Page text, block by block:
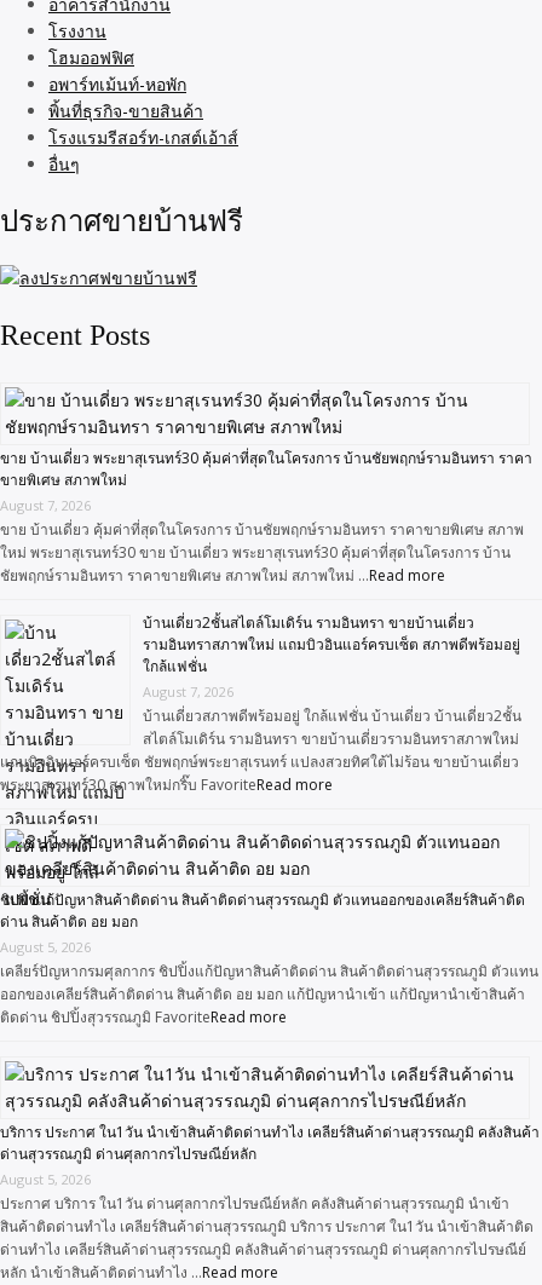
โรงงาน
โฮมออฟฟิศ
อพาร์ทเม้นท์-หอพัก
พิ้นที่ธุรกิจ-ขายสินค้า
โรงแรมรีสอร์ท-เกสต์เอ้าส์
อื่นๆ
ประกาศขายบ้านฟรี
Recent Posts
ขาย บ้านเดี่ยว พระยาสุเรนทร์30 คุ้มค่าที่สุดในโครงการ บ้านชัยพฤกษ์รามอินทรา ราคา
ขายพิเศษ สภาพใหม่
August 7, 2026
ขาย บ้านเดี่ยว คุ้มค่าที่สุดในโครงการ บ้านชัยพฤกษ์รามอินทรา ราคาขายพิเศษ สภาพ
ใหม่ พระยาสุเรนทร์30 ขาย บ้านเดี่ยว พระยาสุเรนทร์30 คุ้มค่าที่สุดในโครงการ บ้าน
ชัยพฤกษ์รามอินทรา ราคาขายพิเศษ สภาพใหม่ สภาพใหม่ …Read more
บ้านเดี่ยว2ชั้นสไตล์โมเดิร์น รามอินทรา ขายบ้านเดี่ยว
รามอินทราสภาพใหม่ แถมบิวอินแอร์ครบเซ็ต สภาพดีพร้อมอยู่
ใกล้แฟชั่น
August 7, 2026
บ้านเดี่ยวสภาพดีพร้อมอยู่ ใกล้แฟชั่น บ้านเดี่ยว บ้านเดี่ยว2ชั้น
สไตล์โมเดิร์น รามอินทรา ขายบ้านเดี่ยวรามอินทราสภาพใหม่
แถมบิวอินแอร์ครบเซ็ต ชัยพฤกษ์พระยาสุเรนทร์ แปลงสวยทิศใต้ไม่ร้อน ขายบ้านเดี่ยว
พระยาสุเรนทร์30 สภาพใหม่กริ๊บ FavoriteRead more
ชิปปิ้งแก้ปัญหาสินค้าติดด่าน สินค้าติดด่านสุวรรณภูมิ ตัวแทนออกของเคลียร์สินค้าติด
ด่าน สินค้าติด อย มอก
August 5, 2026
เคลียร์ปัญหากรมศุลกากร ชิปปิ้งแก้ปัญหาสินค้าติดด่าน สินค้าติดด่านสุวรรณภูมิ ตัวแทน
ออกของเคลียร์สินค้าติดด่าน สินค้าติด อย มอก แก้ปัญหานำเข้า แก้ปัญหานำเข้าสินค้า
ติดด่าน ชิปปิ้งสุวรรณภูมิ FavoriteRead more
บริการ ประกาศ ใน1วัน นำเข้าสินค้าติดด่านทำไง เคลียร์สินค้าด่านสุวรรณภูมิ คลังสินค้า
ด่านสุวรรณภูมิ ด่านศุลกากรไปรษณีย์หลัก
August 5, 2026
ประกาศ บริการ ใน1วัน ด่านศุลกากรไปรษณีย์หลัก คลังสินค้าด่านสุวรรณภูมิ นำเข้า
สินค้าติดด่านทำไง เคลียร์สินค้าด่านสุวรรณภูมิ บริการ ประกาศ ใน1วัน นำเข้าสินค้าติด
ด่านทำไง เคลียร์สินค้าด่านสุวรรณภูมิ คลังสินค้าด่านสุวรรณภูมิ ด่านศุลกากรไปรษณีย์
หลัก นำเข้าสินค้าติดด่านทำไง …Read more